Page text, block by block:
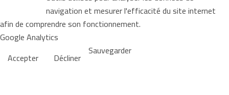
navigation et mesurer l'efficacité du site internet
afin de comprendre son fonctionnement.
Google Analytics
Accepter
Décliner Sauvegarder